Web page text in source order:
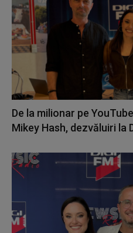
De la milionar pe
Mikey Hash, dezvăluiri la